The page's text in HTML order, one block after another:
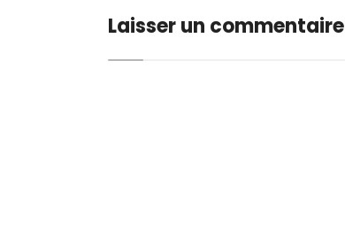
Laisser un commentaire